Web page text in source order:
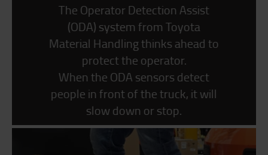
The Operator Detection Assist
(ODA) system from Toyota
Material Handling thinks ahead to
protect the operator.
When the ODA sensors detect
people in front of the truck, it will
slow down or stop.